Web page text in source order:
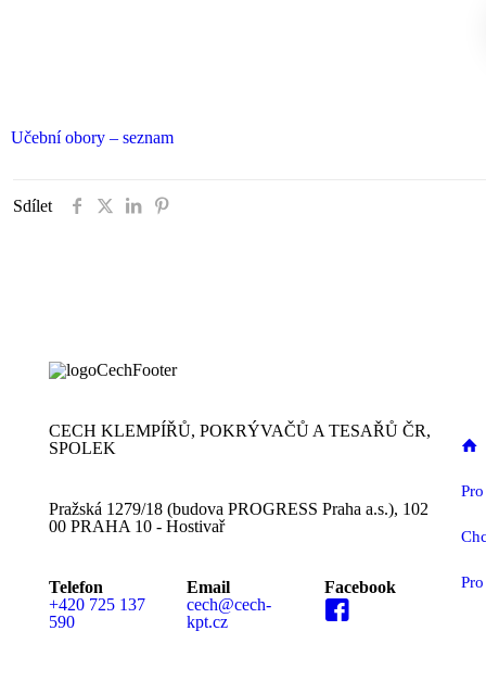
Učební obory – seznam
Sdílet
CECH KLEMPÍŘŮ, POKRÝVAČŮ A TESAŘŮ ČR,
SPOLEK
Pražská 1279/18 (budova PROGRESS Praha a.s.), 102
00 PRAHA 10 - Hostivař
Telefon
+420 725 137
590
Email
cech@cech-
kpt.cz
Facebook